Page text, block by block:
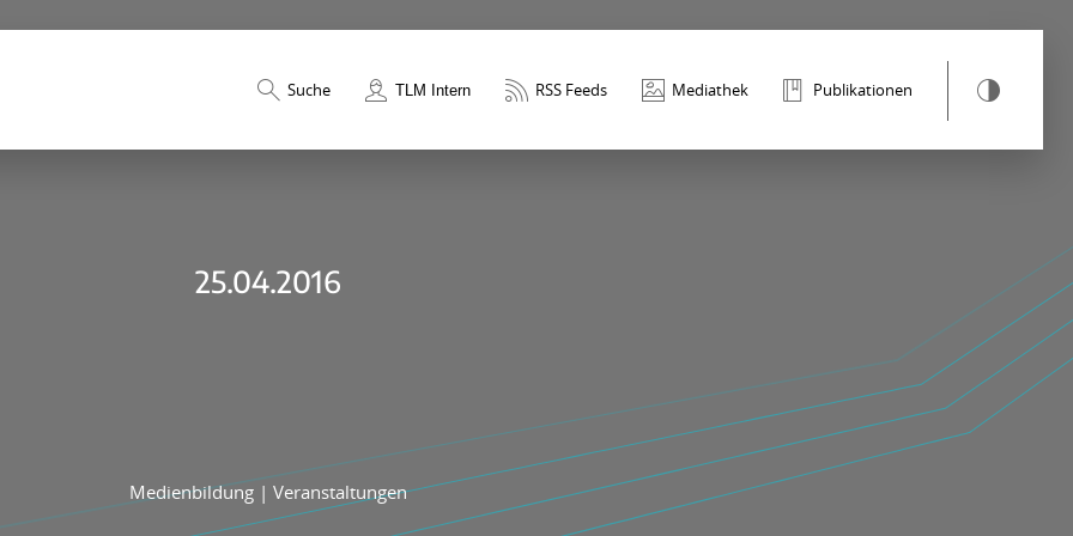
Suche TLM Intern RSS Feeds Mediathek Publikationen
25.04.2016
Medienbildung | Veranstaltungen